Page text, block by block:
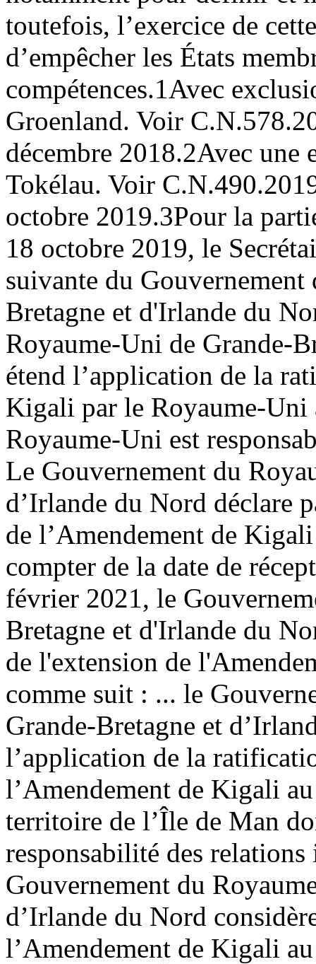
toutefois, l’exercice de
d’empêcher les États
compétences.1Avec
Groenland. Voir
décembre 2018.2Avec une
Tokélau. Voir
octobre 2019.3Pour la
18 octobre 2019, le
suivante du
Bretagne et d'Irlande du
Royaume-Uni de Grande-
étend l’application de la
Kigali par le Royaume-
Royaume-Uni est
Le Gouvernement du
d’Irlande du Nord déclare
de l’Amendement de
compter de la date de
février 2021, le
Bretagne et d'Irlande du
de l'extension de
comme suit : ... le
Grande-Bretagne et
l’application de la
l’Amendement de Kigali
territoire de l’Île de Man
responsabilité des
Gouvernement du
d’Irlande du Nord
l’Amendement de Kigali